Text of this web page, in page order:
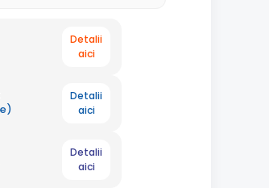
Detalii
aici
Detalii
aici
Detalii
aici